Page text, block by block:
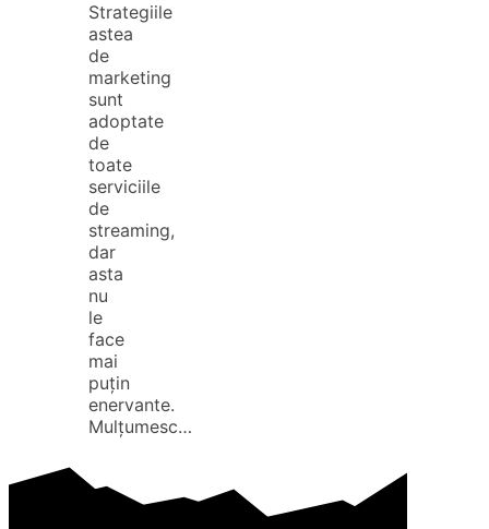
Strategiile
astea
de
marketing
sunt
adoptate
de
toate
serviciile
de
streaming,
dar
asta
nu
le
face
mai
puțin
enervante.
Mulțumesc…